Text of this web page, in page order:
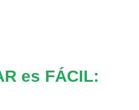
es FÁCIL: